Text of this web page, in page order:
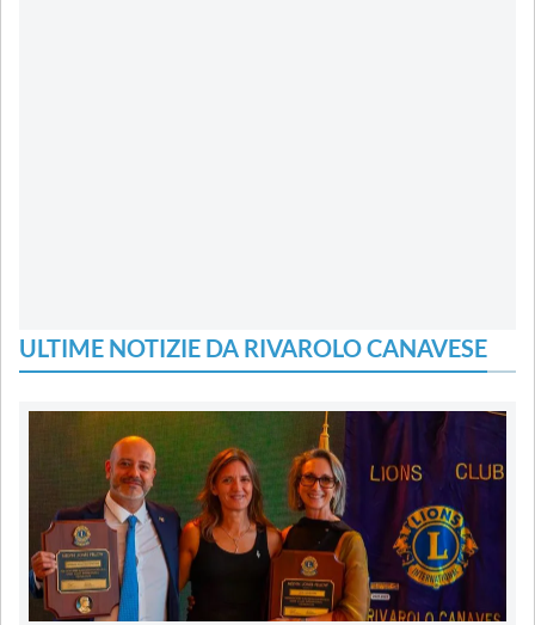
ULTIME NOTIZIE DA RIVAROLO CANAVESE